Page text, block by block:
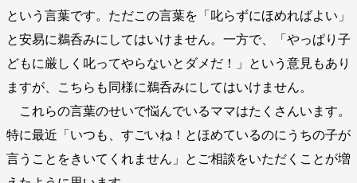
という言葉です。ただこの言葉を「叱らずにほめればよい」
と安易に鵜呑みにしてはいけません。一方で、「やっぱり子
どもに厳しく叱ってやらないとダメだ！」という意見もあり
ますが、こちらも同様に鵜呑みにしてはいけません。
これらの言葉のせいで悩んでいるママはたくさんいます。
特に最近「いつも、すごいね！とほめているのにうちの子が
言うことをきいてくれません」とご相談をいただくことが増